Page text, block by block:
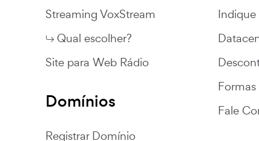
Streaming VoxStream
Qual escolher?
Site para Web Rádio
Domínios
Registrar Domínio
Fale